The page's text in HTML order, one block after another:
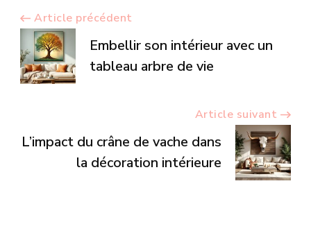
Navigation
d’article
Article précédent
Embellir son intérieur avec un
tableau arbre de vie
Article suivant
L’impact du crâne de vache dans
la décoration intérieure